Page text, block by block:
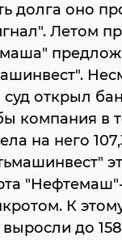
долга оно
Летом
суд открыл
компания в
на него
К
выросли до